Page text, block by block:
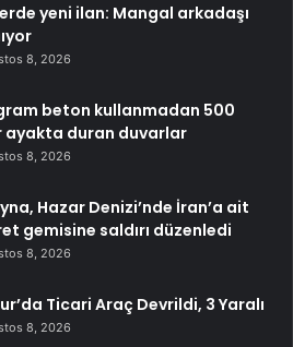
yeni ilan: Mangal arkadaşı
8, 2026
beton kullanmadan 500
ayakta duran duvarlar
8, 2026
Hazar Denizi’nde İran’a ait
gemisine saldırı düzenledi
8, 2026
Ticari Araç Devrildi, 3 Yaralı
8, 2026